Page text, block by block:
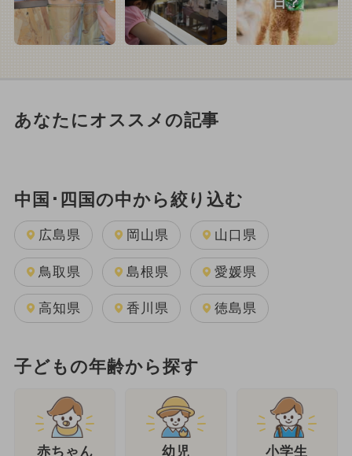
日？
あなたにオススメの記事
中国･四国の中から絞り込む
広島県 岡山県 山口県
鳥取県 島根県 愛媛県
高知県 香川県 徳島県
子どもの年齢から探す
赤ちゃん 幼児 小学生